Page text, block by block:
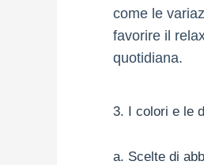
come le
favorire il
quotidiana.
3. I colori e le
a. Scelte di